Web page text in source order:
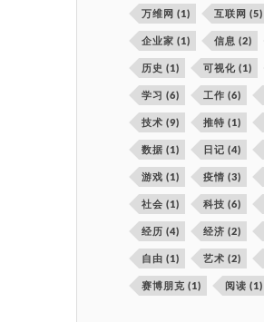
万维网 (1) 互联网 (5)
企业家 (1) 信息 (2)
历史 (1) 可视化 (1)
学习 (6) 工作 (6)
技术 (9) 推特 (1)
数据 (1) 日记 (4)
游戏 (1) 疫情 (3)
社会 (1) 科技 (6)
经历 (4) 经济 (2)
自由 (1) 艺术 (2)
赛博朋克 (1) 阅读 (1)